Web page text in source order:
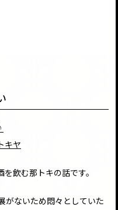
キヤ
飲む那トキの話です。
がないため悶々としていた